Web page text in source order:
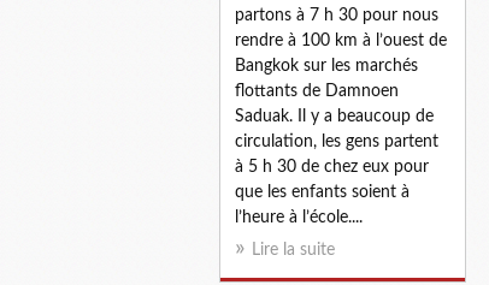
partons à 7 h 30 pour nous
rendre à 100 km à l’ouest de
Bangkok sur les marchés
flottants de Damnoen
Saduak. Il y a beaucoup de
circulation, les gens partent
à 5 h 30 de chez eux pour
que les enfants soient à
l’heure à l’école....
Lire la suite